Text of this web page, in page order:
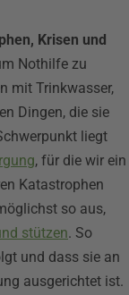
Krisen und
Nothilfe zu
mit Trinkwasser,
Dingen, die sie
liegt
, für die wir ein
Katastrophen
so aus,
stützen. So
und dass sie an
ausgerichtet ist.